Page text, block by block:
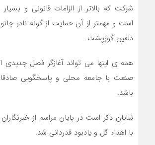
شرکت که بالاتر از الزامات قانونی و
است و مهمتر از آن حمایت از گونه نادر
دلفین گوژپشت.
همه ی اینها می تواند آغازگر فصل جدیدی
صنعت با جامعه محلی و پاسخگویی
باشد.
شایان ذکر است در پایان مراسم از
با اهداء گل و یادبود قدردانی شد.